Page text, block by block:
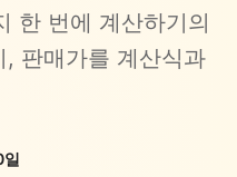
한 번에 계산하기의
판매가를 계산식과